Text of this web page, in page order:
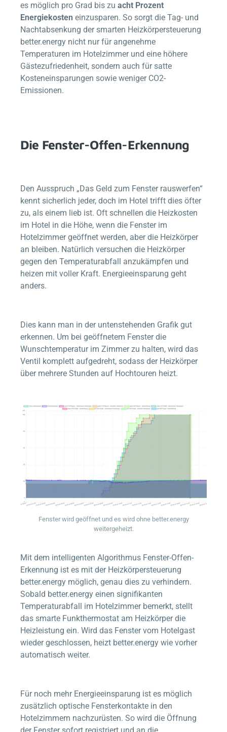
es möglich pro Grad bis zu acht Prozent
Energiekosten einzusparen. So sorgt die Tag- und
Nachtabsenkung der smarten Heizkörpersteuerung
better.energy nicht nur für angenehme
Temperaturen im Hotelzimmer und eine höhere
Gästezufriedenheit, sondern auch für satte
Kosteneinsparungen sowie weniger CO2-
Emissionen.
Die Fenster-Offen-Erkennung
Den Ausspruch „Das Geld zum Fenster rauswerfen“
kennt sicherlich jeder, doch im Hotel trifft dies öfter
zu, als einem lieb ist. Oft schnellen die Heizkosten
im Hotel in die Höhe, wenn die Fenster im
Hotelzimmer geöffnet werden, aber die Heizkörper
an bleiben. Natürlich versuchen die Heizkörper
gegen den Temperaturabfall anzukämpfen und
heizen mit voller Kraft. Energieeinsparung geht
anders.
Dies kann man in der untenstehenden Grafik gut
erkennen. Um bei geöffnetem Fenster die
Wunschtemperatur im Zimmer zu halten, wird das
Ventil komplett aufgedreht, sodass der Heizkörper
über mehrere Stunden auf Hochtouren heizt.
Fenster wird geöffnet und es wird ohne better.energy
weitergeheizt.
Mit dem intelligenten Algorithmus Fenster-Offen-
Erkennung ist es mit der Heizkörpersteuerung
better.energy möglich, genau dies zu verhindern.
Sobald better.energy einen signifikanten
Temperaturabfall im Hotelzimmer bemerkt, stellt
das smarte Funkthermostat am Heizkörper die
Heizleistung ein. Wird das Fenster vom Hotelgast
wieder geschlossen, heizt better.energy wie vorher
automatisch weiter.
Für noch mehr Energieeinsparung ist es möglich
zusätzlich optische Fensterkontakte in den
Hotelzimmern nachzurüsten. So wird die Öffnung